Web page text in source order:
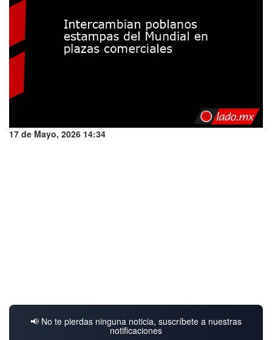
17 de Mayo, 2026 14:34
📢 No te pierdas ninguna noticia, suscríbete a nuestras
notificaciones